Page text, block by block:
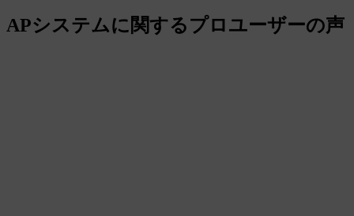
APシステムに関するプロユーザーの声